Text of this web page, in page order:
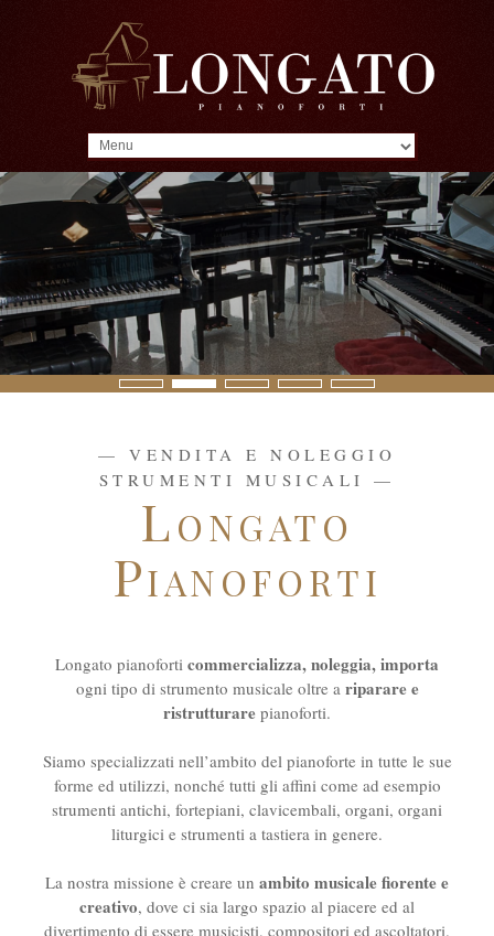
VENDITA E NOLEGGIO
STRUMENTI MUSICALI
Longato
Pianoforti
Longato pianoforti commercializza, noleggia, importa
ogni tipo di strumento musicale oltre a riparare e
ristrutturare pianoforti.
Siamo specializzati nell’ambito del pianoforte in tutte le sue
forme ed utilizzi, nonché tutti gli affini come ad esempio
strumenti antichi, fortepiani, clavicembali, organi, organi
liturgici e strumenti a tastiera in genere.
La nostra missione è creare un ambito musicale fiorente e
creativo, dove ci sia largo spazio al piacere ed al
divertimento di essere musicisti, compositori ed ascoltatori.